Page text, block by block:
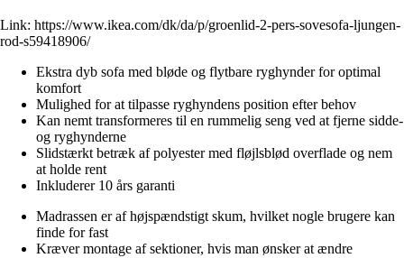
Link: https://www.ikea.com/dk/da/p/groenlid-2-pers-sovesofa-ljungen-
rod-s59418906/
Ekstra dyb sofa med bløde og flytbare ryghynder for optimal
komfort
Mulighed for at tilpasse ryghyndens position efter behov
Kan nemt transformeres til en rummelig seng ved at fjerne sidde-
og ryghynderne
Slidstærkt betræk af polyester med fløjlsblød overflade og nem
at holde rent
Inkluderer 10 års garanti
Madrassen er af højspændstigt skum, hvilket nogle brugere kan
finde for fast
Kræver montage af sektioner, hvis man ønsker at ændre